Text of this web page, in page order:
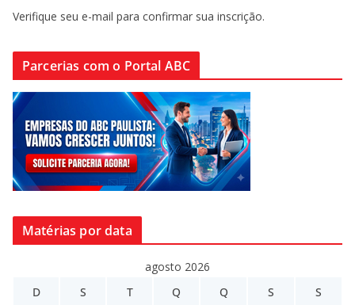
Verifique seu e-mail para confirmar sua inscrição.
Parcerias com o Portal ABC
Matérias por data
agosto 2026
D
S T Q Q S S